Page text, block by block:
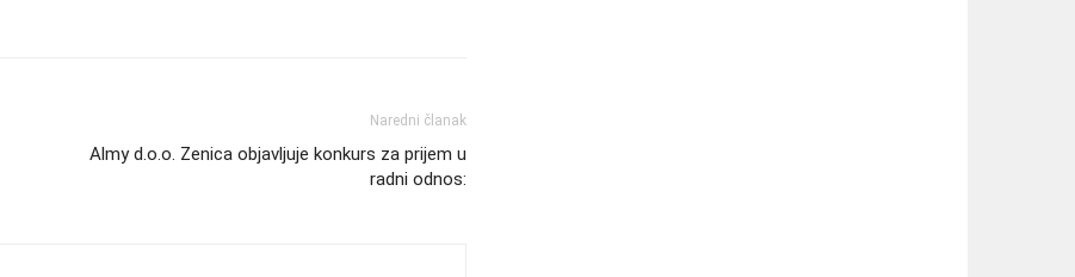
Naredni članak
Almy d.o.o. Zenica objavljuje konkurs za prijem u
radni odnos: